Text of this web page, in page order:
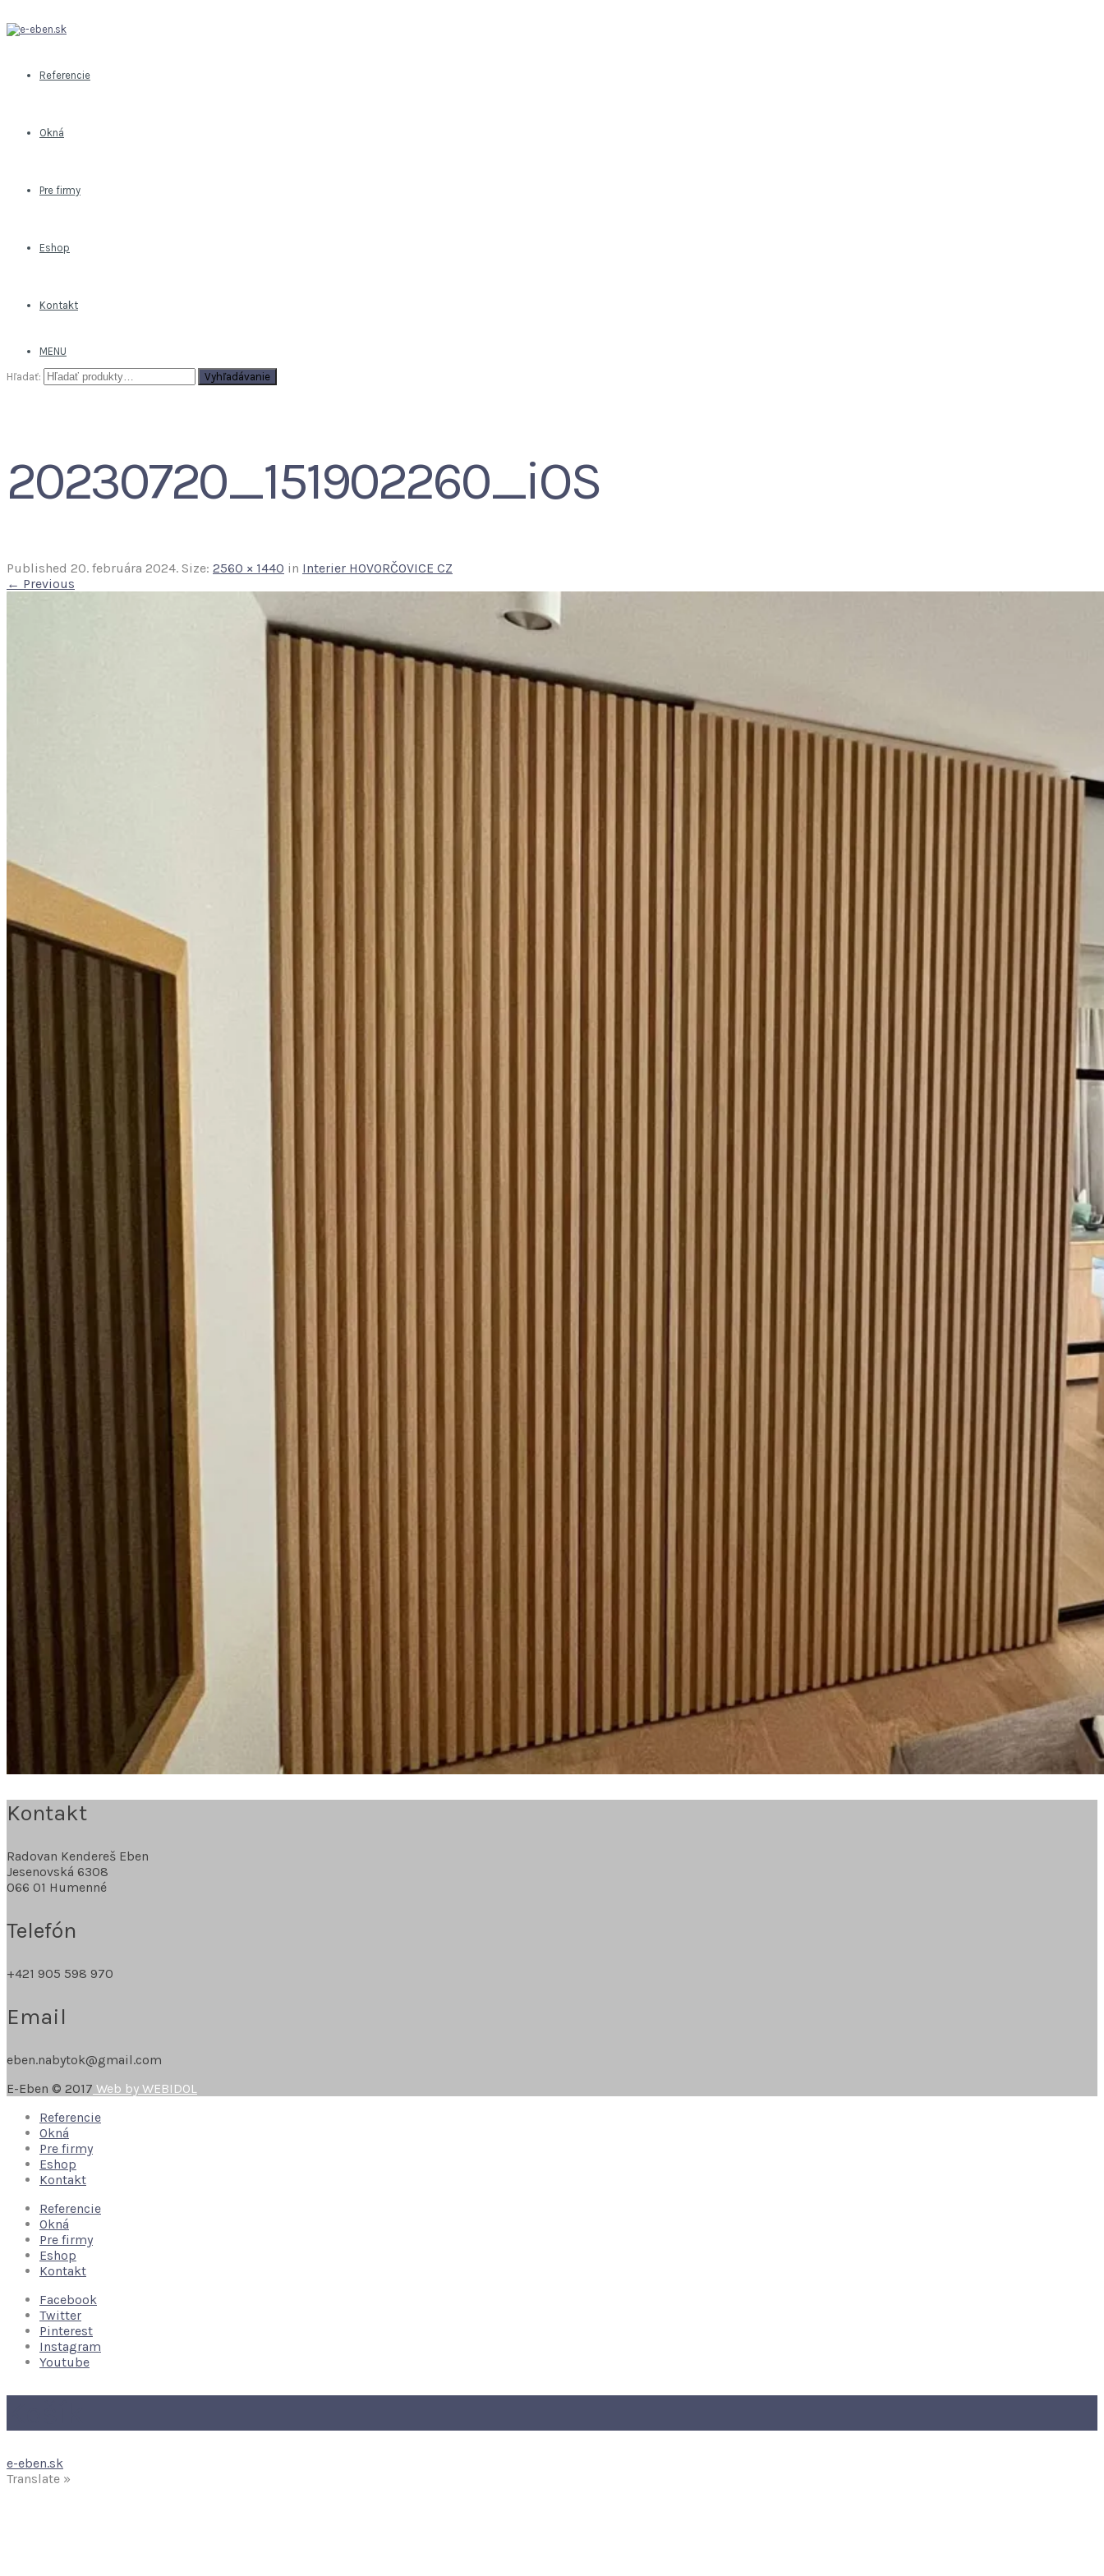
Referencie
Okná
Pre firmy
Eshop
Kontakt
MENU
Hľadať: Vyhľadávanie
20230720_151902260_iOS
Published 20. februára 2024. Size: 2560 × 1440 in Interier HOVORČOVICE CZ
← Previous
Kontakt
Radovan Kendereš Eben
Jesenovská 6308
066 01 Humenné
Telefón
+421 905 598 970
Email
eben.nabytok@gmail.com
E-Eben © 2017 Web by WEBIDOL
Referencie
Okná
Pre firmy
Eshop
Kontakt
Referencie
Okná
Pre firmy
Eshop
Kontakt
Facebook
Twitter
Pinterest
Instagram
Youtube
e-eben.sk
Translate »